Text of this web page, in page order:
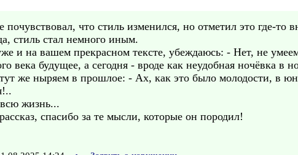
почувствовал, что стиль изменился, но отметил это где-
стиль стал немного иным.
и на вашем прекрасном тексте, убеждаюсь: - Нет, не
века будущее, а сегодня - вроде как неудобная ночёвка в
же ныряем в прошлое: - Ах, как это было молодости, в
жизнь...
спасибо за те мысли, которые он породил!